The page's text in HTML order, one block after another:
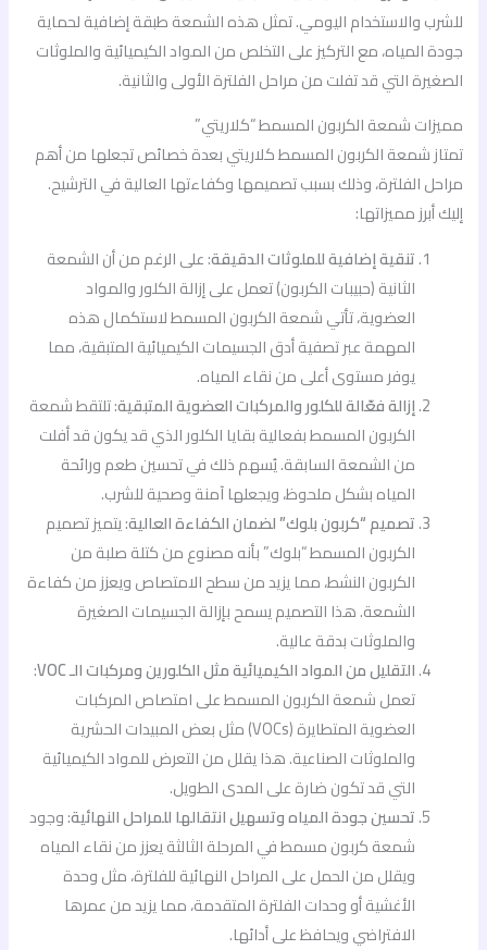
للشرب والاستخدام اليومي. تمثل هذه الشمعة طبقة إضافية لحماية
جودة المياه، مع التركيز على التخلص من المواد الكيميائية والملوثات
الصغيرة التي قد تفلت من مراحل الفلترة الأولى والثانية.
مميزات شمعة الكربون المسمط “كلاريتي”
تمتاز شمعة الكربون المسمط كلاريتي بعدة خصائص تجعلها من أهم
مراحل الفلترة، وذلك بسبب تصميمها وكفاءتها العالية في الترشيح.
إليك أبرز مميزاتها:
تنقية إضافية للملوثات الدقيقة: على الرغم من أن الشمعة
الثانية (حبيبات الكربون) تعمل على إزالة الكلور والمواد
العضوية، تأتي شمعة الكربون المسمط لاستكمال هذه
المهمة عبر تصفية أدق الجسيمات الكيميائية المتبقية، مما
يوفر مستوى أعلى من نقاء المياه.
إزالة فعّالة للكلور والمركبات العضوية المتبقية: تلتقط شمعة
الكربون المسمط بفعالية بقايا الكلور الذي قد يكون قد أفلت
من الشمعة السابقة. يُسهم ذلك في تحسين طعم ورائحة
المياه بشكل ملحوظ، ويجعلها آمنة وصحية للشرب.
تصميم “كربون بلوك” لضمان الكفاءة العالية: يتميز تصميم
الكربون المسمط “بلوك” بأنه مصنوع من كتلة صلبة من
الكربون النشط، مما يزيد من سطح الامتصاص ويعزز من كفاءة
الشمعة. هذا التصميم يسمح بإزالة الجسيمات الصغيرة
والملوثات بدقة عالية.
التقليل من المواد الكيميائية مثل الكلورين ومركبات الـ VOC
:
تعمل شمعة الكربون المسمط على امتصاص المركبات
العضوية المتطايرة (VOCs) مثل بعض المبيدات الحشرية
والملوثات الصناعية. هذا يقلل من التعرض للمواد الكيميائية
التي قد تكون ضارة على المدى الطويل.
تحسين جودة المياه وتسهيل انتقالها للمراحل النهائية: وجود
شمعة كربون مسمط في المرحلة الثالثة يعزز من نقاء المياه
ويقلل من الحمل على المراحل النهائية للفلترة، مثل وحدة
الأغشية أو وحدات الفلترة المتقدمة، مما يزيد من عمرها
الافتراضي ويحافظ على أدائها.